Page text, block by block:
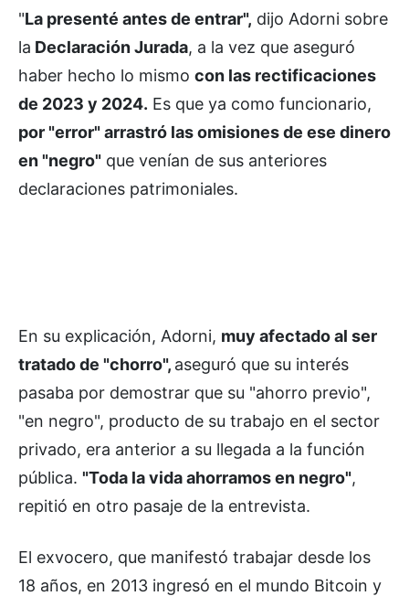
"La presenté antes de entrar", dijo Adorni sobre
la Declaración Jurada, a la vez que aseguró
haber hecho lo mismo con las rectificaciones
de 2023 y 2024. Es que ya como funcionario,
por "error" arrastró las omisiones de ese dinero
en "negro" que venían de sus anteriores
declaraciones patrimoniales.
En su explicación, Adorni, muy afectado al ser
tratado de "chorro", aseguró que su interés
pasaba por demostrar que su "ahorro previo",
"en negro", producto de su trabajo en el sector
privado, era anterior a su llegada a la función
pública. "Toda la vida ahorramos en negro",
repitió en otro pasaje de la entrevista.
El exvocero, que manifestó trabajar desde los
18 años, en 2013 ingresó en el mundo Bitcoin y